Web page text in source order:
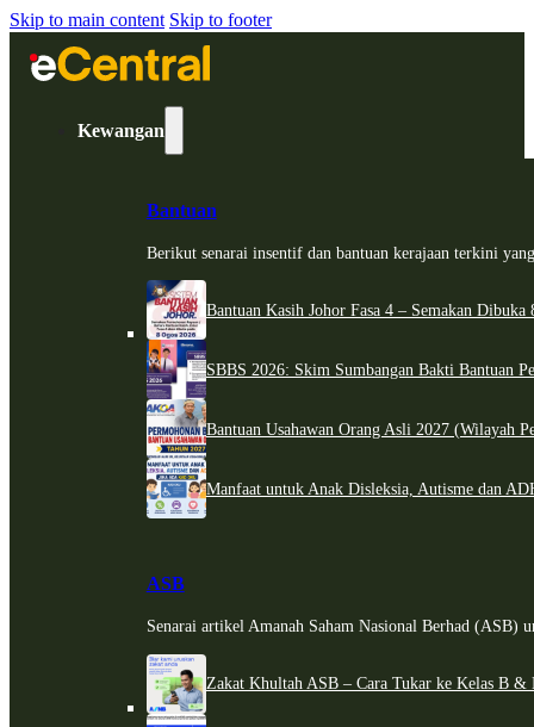
Skip to main content Skip to footer
Kewangan
Bantuan
Berikut senarai insentif dan bantuan kerajaan terkini
Bantuan Kasih Johor Fasa 4 – Semakan
SBBS 2026: Skim Sumbangan Bakti Bantuan
Bantuan Usahawan Orang Asli 2027 (Wilayah
Manfaat untuk Anak Disleksia, Autisme dan
ASB
Senarai artikel Amanah Saham Nasional Berhad (ASB)
Zakat Khultah ASB – Cara Tukar ke Kelas B &